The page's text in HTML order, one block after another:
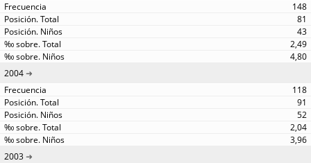
148
81
43
2,49
4,80
2004
118
91
52
2,04
3,96
2003